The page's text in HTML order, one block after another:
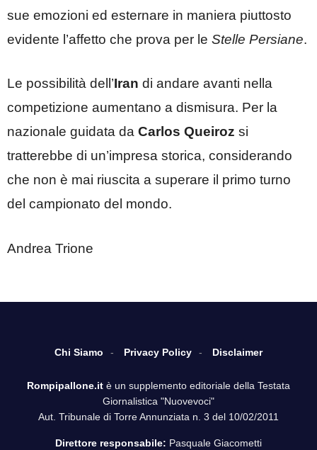
sue emozioni ed esternare in maniera piuttosto
evidente l’affetto che prova per le
Stelle Persiane
Le possibilità dell’Iran
di andare avanti nella
competizione aumentano a dismisura. Per la
nazionale guidata da Carlos Queiroz
si
tratterebbe di un’impresa storica, considerando
che non è mai riuscita a superare il primo turno
del campionato del mondo.
Andrea Trione
Giornalistica "Nuovevoci"